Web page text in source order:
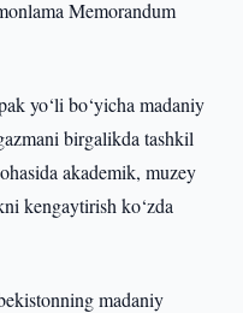
Memorandum
yo‘li bo‘yicha madaniy
birgalikda tashkil
akademik, muzey
kengaytirish ko‘zda
madaniy